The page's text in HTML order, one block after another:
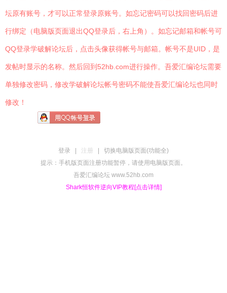
坛原有账号，才可以正常登录原账号。如忘记密码可以找回密码后进
行绑定（电脑版页面退出QQ登录后，右上角）。如忘记邮箱和帐号可
QQ登录学破解论坛后，点击头像获得帐号与邮箱。帐号不是UID，是
发帖时显示的名称。然后回到52hb.com进行操作。吾爱汇编论坛需要
单独修改密码，修改学破解论坛帐号密码不能使吾爱汇编论坛也同时
修改！
登录 注册
切换电脑版页面(功能全)
提示：手机版页面注册功能暂停，请使用电脑版页面。
吾爱汇编论坛 www.52hb.com
Shark恒软件逆向VIP教程[点击详情]